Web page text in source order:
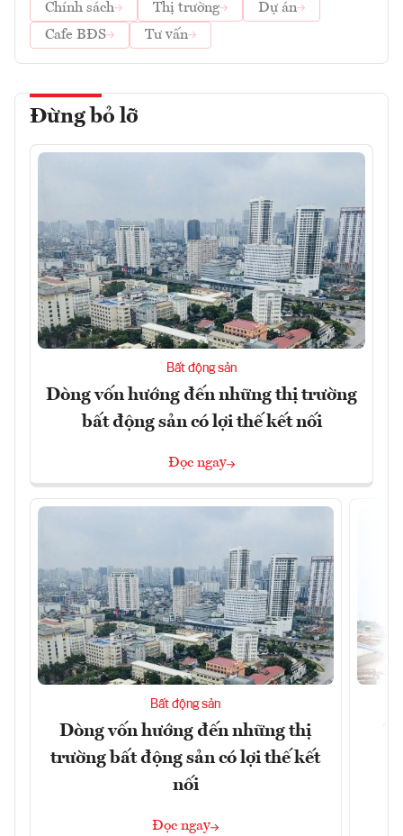
Chính sách
Thị trường
Dự án
Cafe BĐS
Tư vấn
Đừng bỏ lỡ
Bất động sản
Dòng vốn hướng đến những thị trường
bất động sản có lợi thế kết nối
Đọc ngay
Bất động sản
Dòng vốn hướng đến những thị
trường bất động sản có lợi thế kết
nối
Đọc ngay